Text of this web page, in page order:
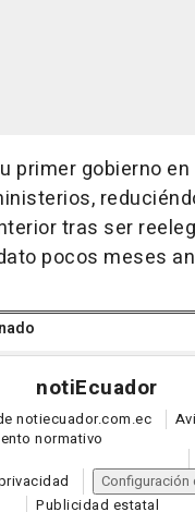
primer gobierno
tras ser
pocos meses
notiEcuador
notiecuador.com.ec
normativo
Configuración
Publicidad estatal